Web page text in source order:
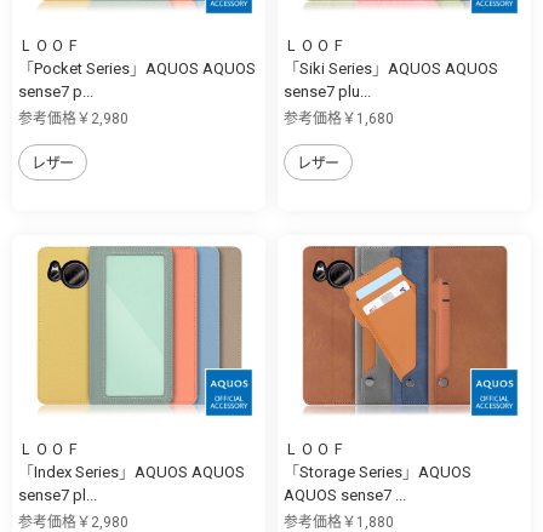
ＬＯＯＦ
「Pocket Series」AQUOS AQUOS
sense7 p...
参考価格￥2,980
レザー
ＬＯＯＦ
「Siki Series」AQUOS AQUOS
sense7 plu...
参考価格￥1,680
レザー
ＬＯＯＦ
「Index Series」AQUOS AQUOS
sense7 pl...
参考価格￥2,980
ＬＯＯＦ
「Storage Series」AQUOS
AQUOS sense7 ...
参考価格￥1,880